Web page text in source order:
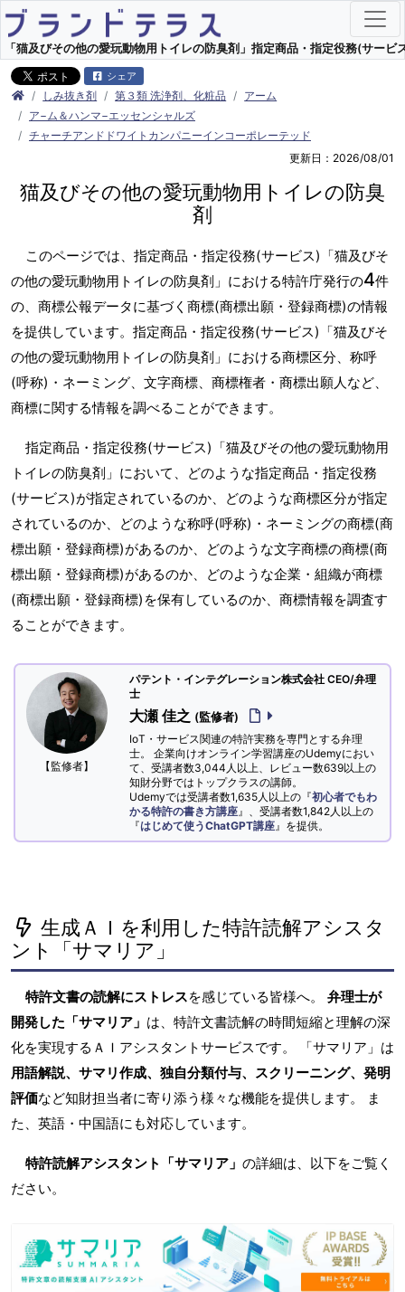
「猫及びその他の愛玩動物用トイレの防臭剤」指定商品・指定役務(サー
シェア
しみ抜き剤 第３類 洗浄剤、化粧品
アーム
ア−ム＆ハンマ−エッセンシャルズ
チャーチアンドドワイトカンパニーインコーポレーテッド
更新日：2026/08/01
猫及びその他の愛玩動物用トイレの防臭
剤
このページでは、指定商品・指定役務(サービス)「猫及びそ
の他の愛玩動物用トイレの防臭剤」における特許庁発行の4件
の、商標公報データに基づく商標(商標出願・登録商標)の情報
を提供しています。指定商品・指定役務(サービス)「猫及びそ
の他の愛玩動物用トイレの防臭剤」における商標区分、称呼
(呼称)・ネーミング、文字商標、商標権者・商標出願人など、
商標に関する情報を調べることができます。
指定商品・指定役務(サービス)「猫及びその他の愛玩動物用
トイレの防臭剤」において、どのような指定商品・指定役務
(サービス)が指定されているのか、どのような商標区分が指定
されているのか、どのような称呼(呼称)・ネーミングの商標(商
標出願・登録商標)があるのか、どのような文字商標の商標(商
標出願・登録商標)があるのか、どのような企業・組織が商標
(商標出願・登録商標)を保有しているのか、商標情報を調査す
ることができます。
【監修者】
パテント・インテグレーション株式会社 CEO/弁理
士
大瀬 佳之 (監修者)
IoT・サービス関連の特許実務を専門とする弁理
士。 企業向けオンライン学習講座のUdemyにおい
て、受講者数3,044人以上、レビュー数639以上の
知財分野ではトップクラスの講師。
Udemyでは受講者数1,635人以上の『初心者でもわ
かる特許の書き方講座 』、受講者数1,842人以上の
『はじめて使うChatGPT講座 』を提供。
生成ＡＩを利用した特許読解アシスタ
ント「サマリア」
特許文書の読解にストレスを感じている皆様へ。 弁理士が
開発した「サマリア」 は、特許文書読解の時間短縮と理解の深
化を実現するＡＩアシスタントサービスです。 「サマリア」は
用語解説、サマリ作成、独自分類付与、スクリーニング、発明
評価など知財担当者に寄り添う様々な機能を提供します。 ま
た、英語・中国語にも対応しています。
特許読解アシスタント「サマリア」 の詳細は、以下をご覧く
ださい。